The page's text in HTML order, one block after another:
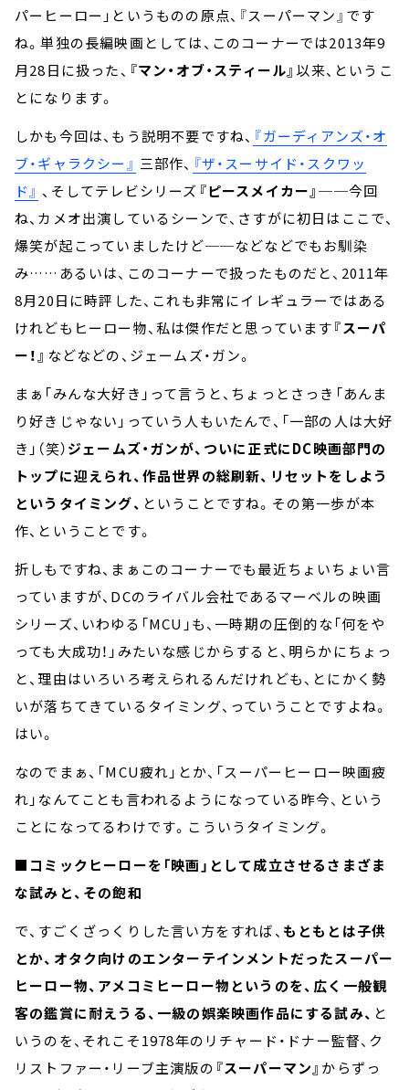
パーヒーロー」というものの原点、『スーパーマン』です
ね。単独の長編映画としては、このコーナーでは2013年9
月28日に扱った、 『マン・オブ・スティール』 以来、というこ
とになります。
しかも今回は、もう説明不要ですね、 『ガーディアンズ・オ
ブ・ギャラクシー』 三部作、 『ザ・スーサイド・スクワッ
ド』 、そしてテレビシリーズ 『ピースメイカー』──今回
ね、カメオ出演しているシーンで、さすがに初日はここで、
爆笑が起こっていましたけど──などなどでもお馴染
み……あるいは、このコーナーで扱ったものだと、2011年
8月20日に時評した、これも非常にイレギュラーではある
けれどもヒーロー物、私は傑作だと思っています『スーパ
ー！』 などなどの、ジェームズ・ガン。
まぁ「みんな大好き」って言うと、ちょっとさっき「あんま
り好きじゃない」っていう人もいたんで、「一部の人は大好
き」（笑）ジェームズ・ガンが、ついに正式にDC映画部門の
トップに迎えられ、作品世界の総刷新、リセットをしよう
というタイミング、 ということですね。その第一歩が本
作、ということです。
折しもですね、まぁこのコーナーでも最近ちょいちょい言
っていますが、DCのライバル会社であるマーベルの映画
シリーズ、いわゆる「MCU」も、一時期の圧倒的な「何をや
っても大成功！」みたいな感じからすると、明らかにちょっ
と、理由はいろいろ考えられるんだけれども、とにかく勢
いが落ちてきているタイミング、っていうことですよね。
はい。
なのでまぁ、「MCU疲れ」とか、「スーパーヒーロー映画疲
れ」なんてことも言われるようになっている昨今、という
ことになってるわけです。こういうタイミング。
■コミックヒーローを「映画」として成立させるさまざま
な試みと、その飽和
で、すごくざっくりした言い方をすれば、 もともとは子供
とか、オタク向けのエンターテインメントだったスーパー
ヒーロー物、アメコミヒーロー物というのを、広く一般観
客の鑑賞に耐えうる、一級の娯楽映画作品にする試み、 と
いうのを、それこそ1978年のリチャード・ドナー監督、ク
リストファー・リーブ主演版の 『スーパーマン』 からずっ